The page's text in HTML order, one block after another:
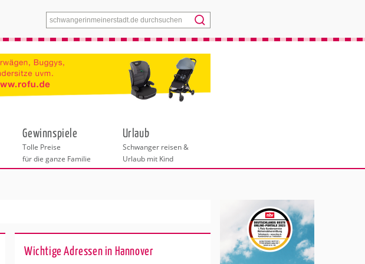
Menü
Gewinnspiele
Tolle Preise
für die ganze Familie
Urlaub
Schwanger reisen &
Urlaub mit Kind
Wichtige Adressen in Hannover